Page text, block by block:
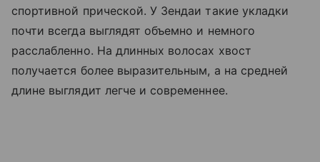
спортивной прической. У Зендаи такие укладки
почти всегда выглядят объемно и немного
расслабленно. На длинных волосах хвост
получается более выразительным, а на средней
длине выглядит легче и современнее.